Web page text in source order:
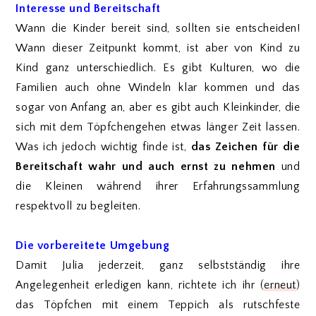
Interesse und Bereitschaft
Wann die Kinder bereit sind, sollten sie entscheiden!
Wann dieser Zeitpunkt kommt, ist aber von Kind zu
Kind ganz unterschiedlich. Es gibt Kulturen, wo die
Familien auch ohne Windeln klar kommen und das
sogar von Anfang an, aber es gibt auch Kleinkinder, die
sich mit dem Töpfchengehen etwas länger Zeit lassen.
Was ich jedoch wichtig finde ist, das Zeichen für die
Bereitschaft wahr und auch ernst zu nehmen und
die Kleinen während ihrer Erfahrungssammlung
respektvoll zu begleiten.
Die vorbereitete Umgebung
Damit Julia jederzeit, ganz selbstständig ihre
Angelegenheit erledigen kann, richtete ich ihr (erneut)
das Töpfchen mit einem Teppich als rutschfeste